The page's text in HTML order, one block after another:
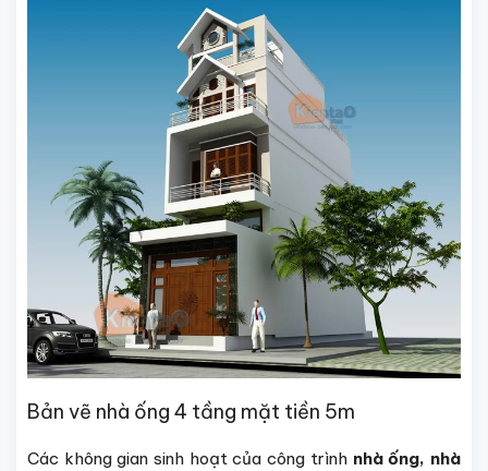
Bản vẽ nhà ống 4 tầng mặt tiền 5m
Các không gian sinh hoạt của công trình nhà ống, nhà